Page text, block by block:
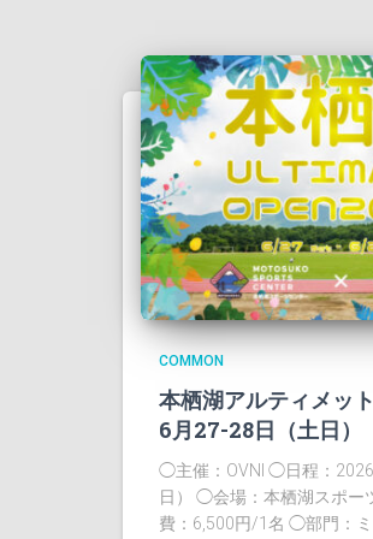
COMMON
本栖湖アルティメッ
6月27-28日（土日）
◯主催：OVNI ◯日程：
日） ◯会場：本栖湖スポー
費：6,500円/1名 ◯部門：